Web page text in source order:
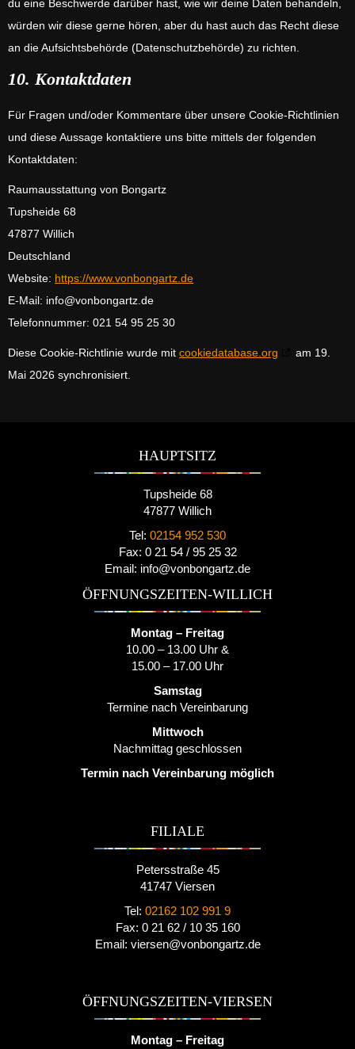
du eine Beschwerde darüber hast, wie wir deine Daten behandeln,
würden wir diese gerne hören, aber du hast auch das Recht diese
an die Aufsichtsbehörde (Datenschutzbehörde) zu richten.
10. Kontaktdaten
Für Fragen und/oder Kommentare über unsere Cookie-Richtlinien
und diese Aussage kontaktiere uns bitte mittels der folgenden
Kontaktdaten:
Raumausstattung von Bongartz
Tupsheide 68
47877 Willich
Deutschland
Website: https://www.vonbongartz.de
E-Mail: info@vonbongartz.de
Telefonnummer: 021 54 95 25 30
Diese Cookie-Richtlinie wurde mit cookiedatabase.org
am 19.
Mai 2026 synchronisiert.
HAUPTSITZ
Tupsheide 68
47877 Willich
Tel: 02154 952 530
Fax: 0 21 54 / 95 25 32
Email: info@vonbongartz.de
ÖFFNUNGSZEITEN-WILLICH
Montag – Freitag
10.00 – 13.00 Uhr &
15.00 – 17.00 Uhr
Samstag
Termine nach Vereinbarung
Mittwoch
Nachmittag geschlossen
Termin nach Vereinbarung möglich
FILIALE
Petersstraße 45
41747 Viersen
Tel: 02162 102 991 9
Fax: 0 21 62 / 10 35 160
Email: viersen@vonbongartz.de
ÖFFNUNGSZEITEN-VIERSEN
Montag – Freitag